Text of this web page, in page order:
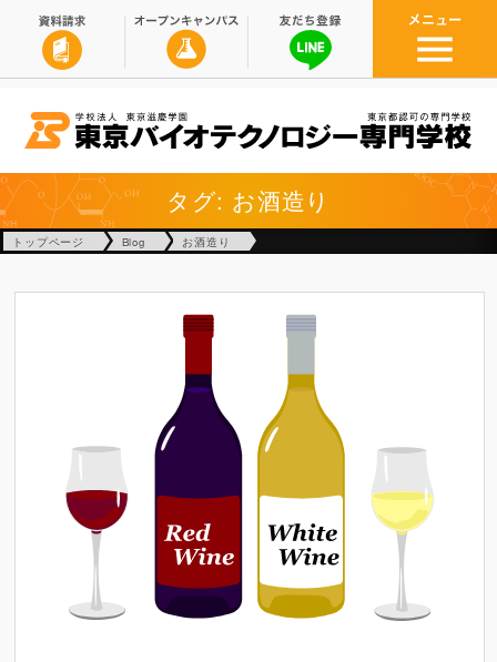
タグ: お酒造り
トップページ Blog お酒造り